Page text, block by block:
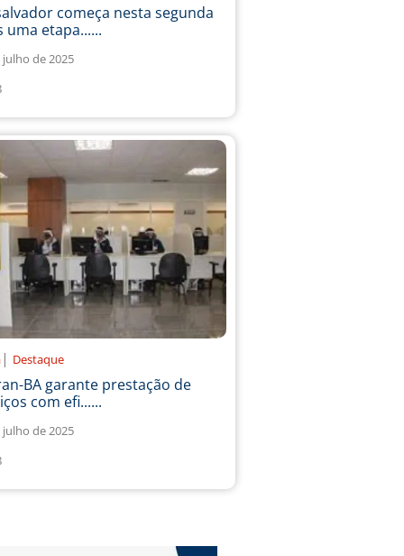
começa nesta segunda
uma etapa......
julho de 2025
| Destaque
BA garante prestação de
com efi......
julho de 2025